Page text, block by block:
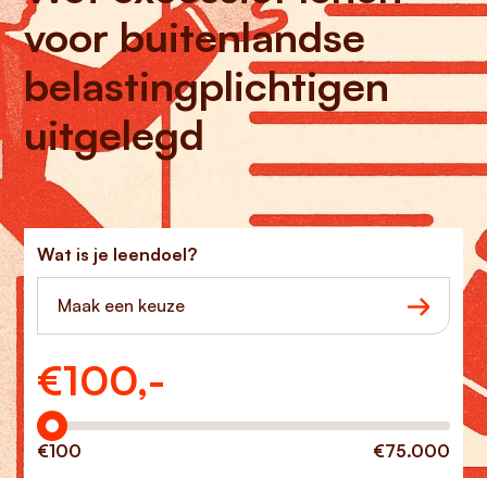
voor buitenlandse
belastingplichtigen
uitgelegd
Wat is je leendoel?
Maak een keuze
€100,-
Hoeveel wilt u lenen?
€100 €75.000